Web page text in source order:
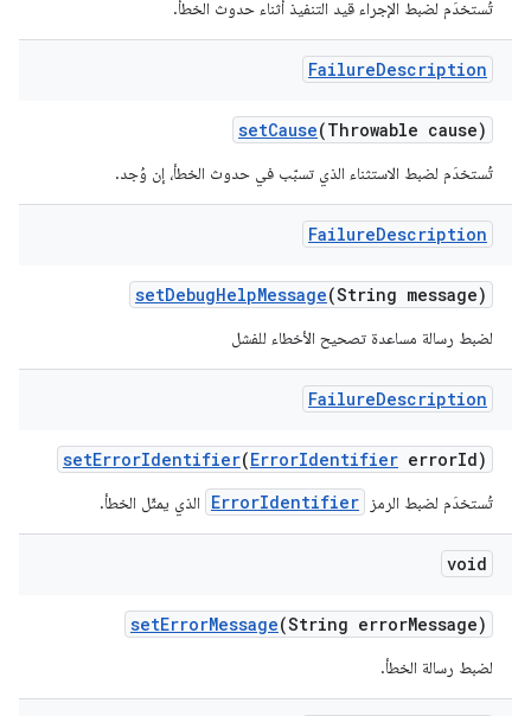
تُستخدَم لضبط الإجراء قيد التنفيذ أثناء حدوث الخطأ.
FailureDescription
setCause(Throwable cause)
تُستخدَم لضبط الاستثناء الذي تسبّب في حدوث الخطأ، إن وُجد.
FailureDescription
setDebugHelpMessage(String message)
لضبط رسالة مساعدة تصحيح الأخطاء للفشل
FailureDescription
setErrorIdentifier(ErrorIdentifier errorId)
تُستخدَم لضبط الرمز ErrorIdentifier الذي يمثّل الخطأ.
void
setErrorMessage(String errorMessage)
لضبط رسالة الخطأ.